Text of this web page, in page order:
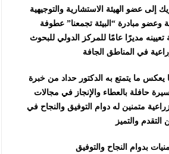
إلى عضو الهيئة الاستشارية والتوجيهية
وعضو مبادرة “البيئة تجمعنا” عطوفة
تعيينه مديرًا عامًا للمركز الدولي للبحوث
يعكس ما يتمتع به الدكتور حداد من خبرة
حافلة بالعطاء والإنجاز في مجالات
متمنين له دوام التوفيق والنجاح في